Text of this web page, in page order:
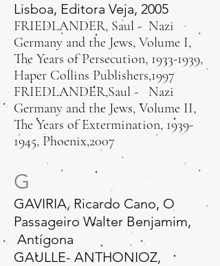
Lisboa, Editora Veja, 2005
FRIEDLANDER, Saul - Nazi
Germany and the Jews, Volume I,
The Years of Persecution, 1933-1939,
Haper Collins Publishers,1997
FRIEDLANDER,Saul - Nazi
Germany and the Jews, Volume II,
The Years of Extermination, 1939-
1945, Phoenix,2007
G
GAVIRIA, Ricardo Cano, O
Passageiro Walter Benjamim,
Antígona
GAULLE- ANTHONIOZ,